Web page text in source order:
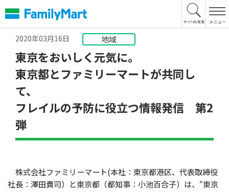
文
へ
2020年03月16日
地域
東京をおいしく元気に。
東京都とファミリーマートが共同し
て、
フレイルの予防に役立つ情報発信 第2
弾
株式会社ファミリーマート(本社：東京都港区、代表取締役
社長：澤田貴司）と東京都（都知事：小池百合子）は、“東京